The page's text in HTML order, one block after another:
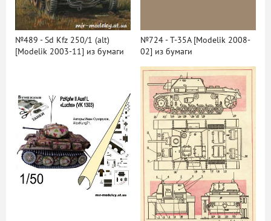
№489 - Sd Kfz 250/1 (alt)
[Modelik 2003-11] из бумаги
№724 - T-35A [Modelik 2008-
02] из бумаги